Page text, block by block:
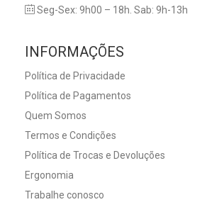
Seg-Sex: 9h00 – 18h. Sab: 9h-13h
INFORMAÇÕES
Política de Privacidade
Política de Pagamentos
Quem Somos
Termos e Condições
Política de Trocas e Devoluções
Ergonomia
Trabalhe conosco